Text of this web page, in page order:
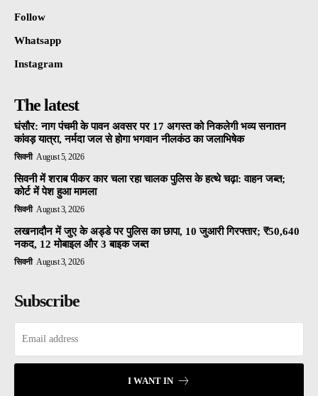
Follow
Whatsapp
Instagram
The latest
घंसौर: नाग पंचमी के पावन अवसर पर 17 अगस्त को निकलेगी भव्य सनातन
कांवड़ यात्रा, नर्मदा जल से होगा भगवान नीलकंठ का जलाभिषेक
सिवनी August 5, 2026
सिवनी में शराब पीकर कार चला रहा चालक पुलिस के हत्थे चढ़ा: वाहन जब्त;
कोर्ट में पेश हुआ मामला
सिवनी August 3, 2026
लखनादौन में जुए के अड्डे पर पुलिस का छापा, 10 जुआरी गिरफ्तार; ₹50,640
नकद, 12 मोबाइल और 3 बाइक जब्त
सिवनी August 3, 2026
Subscribe
I WANT IN